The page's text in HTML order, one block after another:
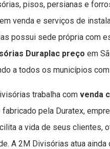
pisos, persianas e
venda e serviços de
possui sede própria com
Duraplac preço em
a todos os municípios
trabalha com venda
pela Duratex,
a vida de seus clientes,
A 2M Divisórias atua